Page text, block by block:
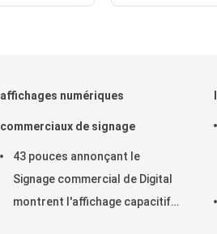
affichages numériques
commerciaux de signage
43 pouces annonçant le
Signage commercial de Digital
montrent l'affichage capacitif